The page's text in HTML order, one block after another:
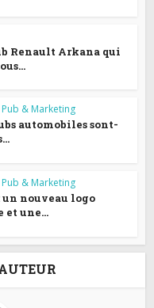
Renault Arkana qui
Pub & Marketing
automobiles sont-
Pub & Marketing
nouveau logo
et une...